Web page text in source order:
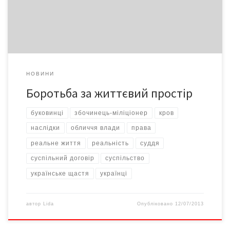
НОВИНИ
Боротьба за життєвий простір
буковинці збочинець-міліціонер кров
наслідки обличчя влади права
реальне життя реальність суддя
суспільний договір суспільство
українське щастя українці
автор Lida Опубліковано 12/07/2013